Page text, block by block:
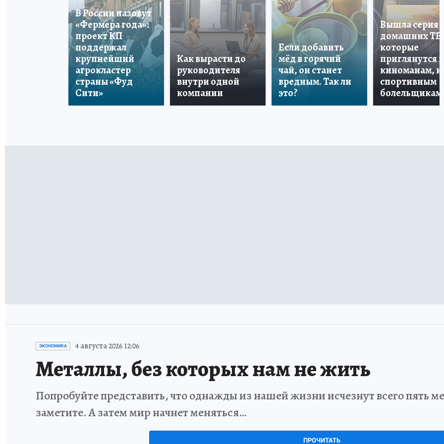
В России назовут
«Фермера года»:
проект КП
поддержал
крупнейший
агрокластер
страны «Фуд
Сити»
Как вырасти до
руководителя
внутри одной
компании
Если добавить
мёд в горячий
чай, он станет
вредным. Так ли
это?
Вышла серия
домашних ТВ,
которые
приглянутся и
киноманам, и
спортивным
болельщикам
ЭКОНОМИКА 4 августа 2026 12:06
Металлы, без которых нам не жить
Попробуйте представить, что однажды из нашей жизни исчезнут всего пять
заметите. А затем мир начнет меняться…
ПРОЧИТАТЬ